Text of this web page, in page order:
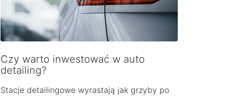
Czy warto inwestować w auto
detailing?
Stacje detailingowe wyrastają jak grzyby po